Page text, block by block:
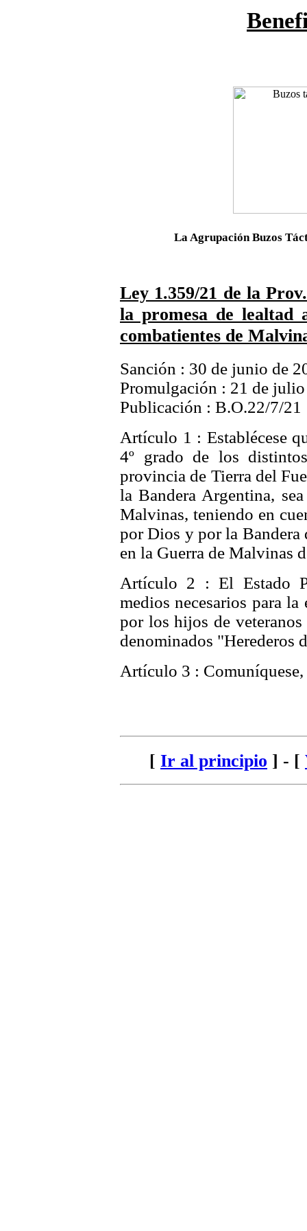
La Agrupación Buzos
Ley 1.359/21 de la
la promesa de lealtad
combatientes de
Sanción : 30 de junio de
Promulgación : 21 de
Publicación : B.O.22/7/21
Artículo 1 : Establécese
4º grado de los
provincia de Tierra del
la Bandera Argentina,
Malvinas, teniendo en
por Dios y por la Bandera
en la Guerra de Malvinas
Artículo 2 : El Estado
medios necesarios para
por los hijos de
denominados "Herederos
Artículo 3 : Comuníquese,
[ Ir al principio ] - [